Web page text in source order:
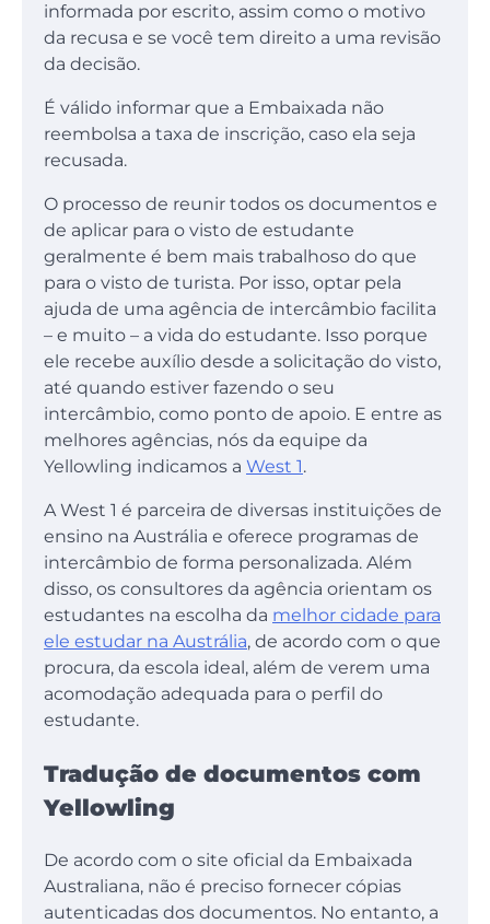
informada por escrito, assim como o motivo
da recusa e se você tem direito a uma revisão
da decisão.
É válido informar que a Embaixada não
reembolsa a taxa de inscrição, caso ela seja
recusada.
O processo de reunir todos os documentos e
de aplicar para o visto de estudante
geralmente é bem mais trabalhoso do que
para o visto de turista. Por isso, optar pela
ajuda de uma agência de intercâmbio facilita
– e muito – a vida do estudante. Isso porque
ele recebe auxílio desde a solicitação do visto,
até quando estiver fazendo o seu
intercâmbio, como ponto de apoio. E entre as
melhores agências, nós da equipe da
Yellowling indicamos a West 1.
A West 1 é parceira de diversas instituições de
ensino na Austrália e oferece programas de
intercâmbio de forma personalizada. Além
disso, os consultores da agência orientam os
estudantes na escolha da melhor cidade para
ele estudar na Austrália, de acordo com o que
procura, da escola ideal, além de verem uma
acomodação adequada para o perfil do
estudante.
Tradução de documentos com
Yellowling
De acordo com o site oficial da Embaixada
Australiana, não é preciso fornecer cópias
autenticadas dos documentos. No entanto, a